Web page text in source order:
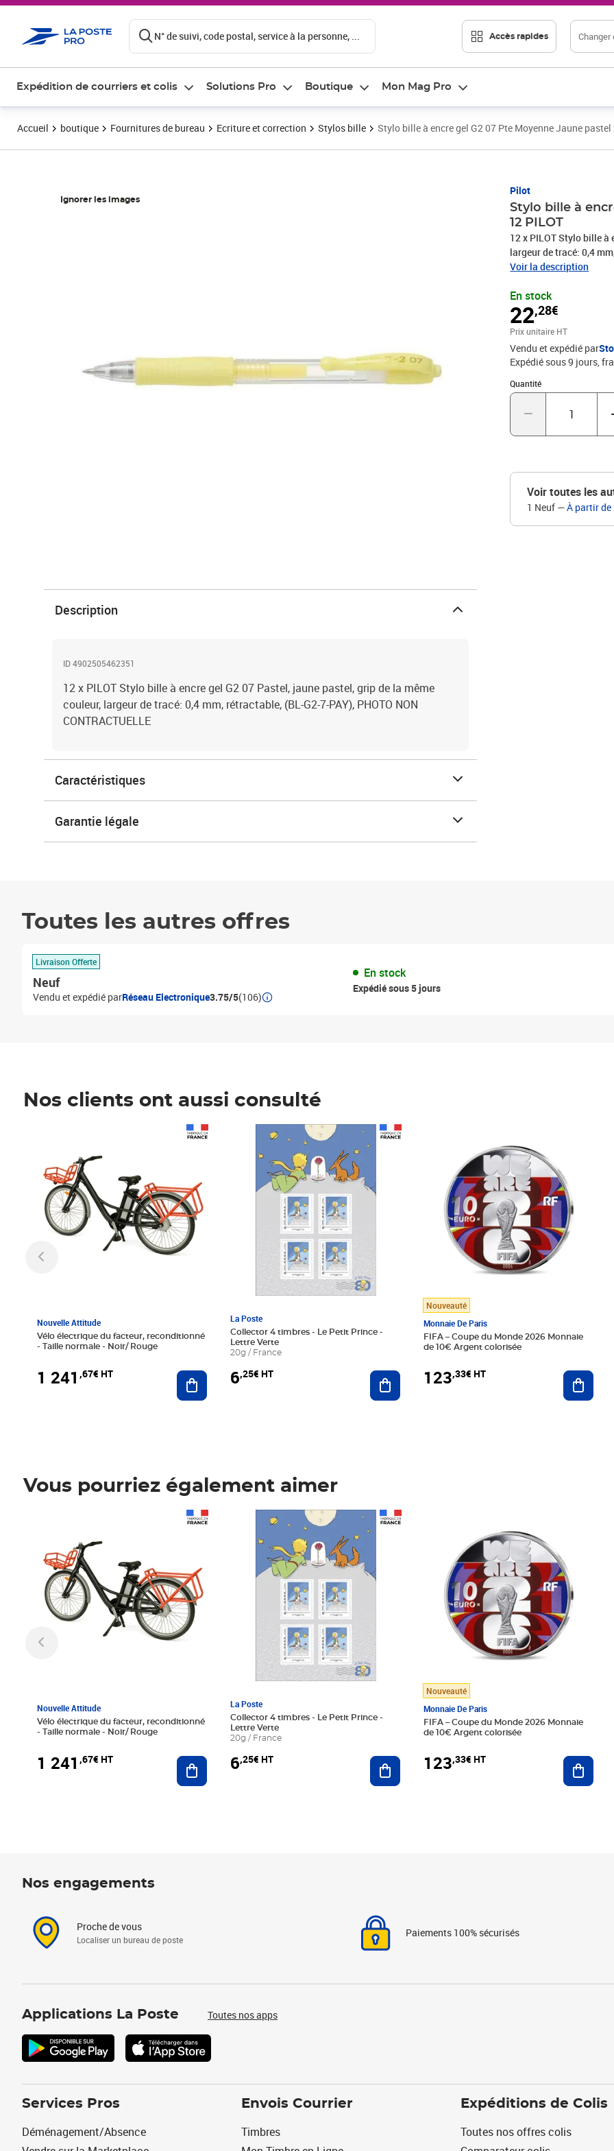
N° de suivi, code postal, service à la personne, ... Accès rapides Changer
Expédition de courriers et colis Solutions Pro Boutique Mon Mag Pro
Accueil boutique Fournitures de bureau Ecriture et correction Stylos bille Stylo bille à encre gel G2 07 Pte Moyenne Jaune pastel
Ignorer les images
Pilot
Stylo bille à
12 PILOT
12 x PILOT Stylo bille à
largeur de tracé: 0,4
Voir la description
En stock
22,28€
Prix 22,28€
Prix unitaire HT
Vendu et expédié par
Expédié sous 9 jours,
Quantité
Quantité : 1
Voir toutes les
1 Neuf —À partir de
Description
ID 4902505462351
12 x PILOT Stylo bille à encre gel G2 07 Pastel, jaune pastel, grip de la même
couleur, largeur de tracé: 0,4 mm, rétractable, (BL-G2-7-PAY), PHOTO NON
CONTRACTUELLE
Caractéristiques
Garantie légale
Toutes les autres offres
Livraison Offerte
Neuf
Vendu et expédié parRéseau Electronique3.75/5(106)
En stock
Expédié sous 5 jours
Nos clients ont aussi consulté
Nouvelle Attitude
Vélo électrique du facteur, reconditionné
- Taille normale - Noir/ Rouge
1 241 ,67€ HT Ajouter au panier
La Poste
Collector 4 timbres - Le Petit Prince -
Lettre Verte
20g / France
6,25€ HT
Prix 6,25€ HT
Ajouter au panier
Nouveauté
Monnaie De Paris
FIFA – Coupe du Monde 2026 Monnaie
de 10€ Argent colorisée
123,33€ HT
Vous pourriez également aimer
Nouvelle Attitude
Vélo électrique du facteur, reconditionné
- Taille normale - Noir/ Rouge
1 241 ,67€ HT Ajouter au panier
La Poste
Collector 4 timbres - Le Petit Prince -
Lettre Verte
20g / France
6,25€ HT
Prix 6,25€ HT
Ajouter au panier
Nouveauté
Monnaie De Paris
FIFA – Coupe du Monde 2026 Monnaie
de 10€ Argent colorisée
123,33€ HT
Nos engagements
Proche de vous
Localiser un bureau de poste
Paiements 100% sécurisés
Applications La Poste Toutes nos apps
Services Pros
Déménagement/Absence
Envois Courrier
Timbres
Expéditions de Colis
Toutes nos offres colis